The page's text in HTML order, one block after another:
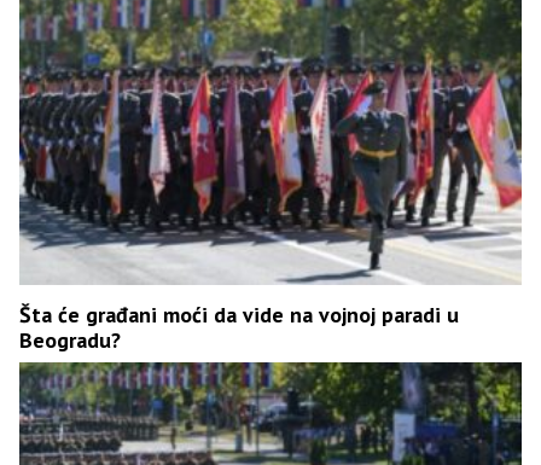
Šta će građani moći da vide na vojnoj paradi u
Beogradu?